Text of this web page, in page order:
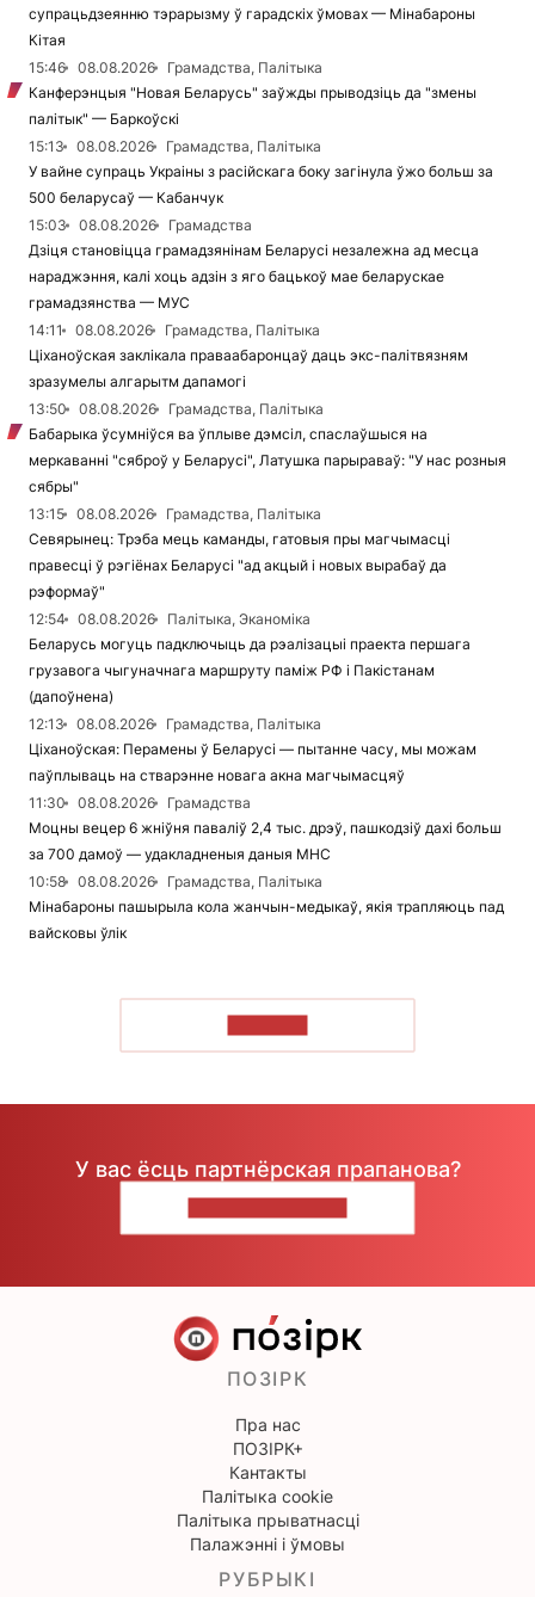
супрацьдзеянню тэрарызму ў гарадскіх ўмовах — Мінабароны
Кітая
15:46
08.08.2026
Грамадства, Палітыка
Канферэнцыя "Новая Беларусь" заўжды прыводзіць да "змены
палітык" — Баркоўскі
15:13
08.08.2026
Грамадства, Палітыка
У вайне супраць Украіны з расійскага боку загінула ўжо больш за
500 беларусаў — Кабанчук
15:03
08.08.2026
Грамадства
Дзіця становіцца грамадзянінам Беларусі незалежна ад месца
нараджэння, калі хоць адзін з яго бацькоў мае беларускае
грамадзянства — МУС
14:11
08.08.2026
Грамадства, Палітыка
Ціханоўская заклікала праваабаронцаў даць экс-палітвязням
зразумелы алгарытм дапамогі
13:50
08.08.2026
Грамадства, Палітыка
Бабарыка ўсумніўся ва ўплыве дэмсіл, спаслаўшыся на
меркаванні "сяброў у Беларусі", Латушка парыраваў: "У нас розныя
сябры"
13:15
08.08.2026
Грамадства, Палітыка
Севярынец: Трэба мець каманды, гатовыя пры магчымасці
правесці ў рэгіёнах Беларусі "ад акцый і новых вырабаў да
рэформаў"
12:54
08.08.2026
Палітыка, Эканоміка
Беларусь могуць падключыць да рэалізацыі праекта першага
грузавога чыгуначнага маршруту паміж РФ і Пакістанам
(дапоўнена)
12:13
08.08.2026
Грамадства, Палітыка
Ціханоўская: Перамены ў Беларусі — пытанне часу, мы можам
паўплываць на стварэнне новага акна магчымасцяў
11:30
08.08.2026
Грамадства
Моцны вецер 6 жніўня паваліў 2,4 тыс. дрэў, пашкодзіў дахі больш
за 700 дамоў — удакладненыя даныя МНС
10:58
08.08.2026
Грамадства, Палітыка
Мінабароны пашырыла кола жанчын-медыкаў, якія трапляюць пад
вайсковы ўлік
У вас ёсць партнёрская прапанова?
ПОЗІРК
Пра нас
ПОЗІРК+
Кантакты
Палітыка cookie
Палітыка прыватнасці
Палажэнні і ўмовы
РУБРЫКІ